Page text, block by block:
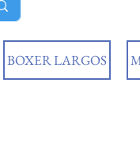
BOXER LARGOS